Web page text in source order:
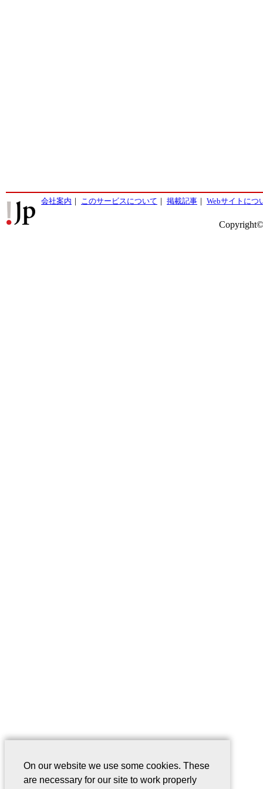
会社案内 ｜ このサービスについて ｜ 掲載記事 ｜ Webサイトにつ
On our website we use some cookies. These
are necessary for our site to work properly